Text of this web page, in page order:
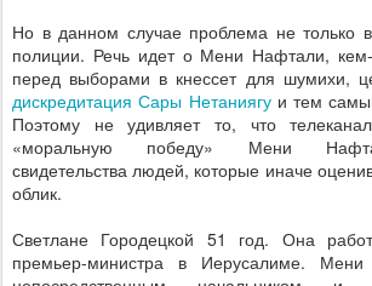
Но в данном случае проблема не только
полиции. Речь идет о Мени Нафтали, кем-
перед выборами в кнессет для шумихи,
дискредитация Сары Нетаниягуи тем
Поэтому не удивляет то, что
«моральную победу» Мени
свидетельства людей, которые иначе
облик.
Светлане Городецкой 51 год. Она
премьер-министра в Иерусалиме.